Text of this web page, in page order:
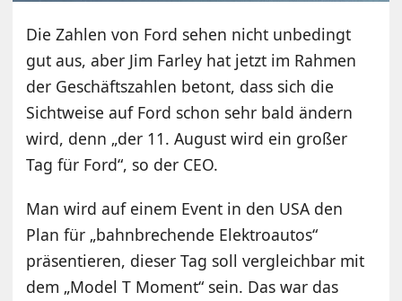
Die Zahlen von Ford sehen nicht unbedingt
gut aus, aber Jim Farley hat jetzt im Rahmen
der Geschäftszahlen betont, dass sich die
Sichtweise auf Ford schon sehr bald ändern
wird, denn „der 11. August wird ein großer
Tag für Ford“, so der CEO.
Man wird auf einem Event in den USA den
Plan für „bahnbrechende Elektroautos“
präsentieren, dieser Tag soll vergleichbar mit
dem „Model T Moment“ sein. Das war das